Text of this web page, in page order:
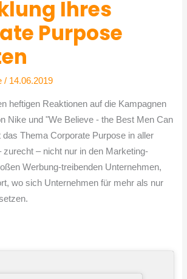
Ihres
Purpose
/ 14.06.2019
heftigen Reaktionen auf die Kampagnen
Nike ​und "We Believe - the Best Men Can
das Thema Corporate Purpose in aller
zurecht – nicht nur in den Marketing-
Werbung-treibenden Unternehmen,
wo sich Unternehmen für mehr als nur